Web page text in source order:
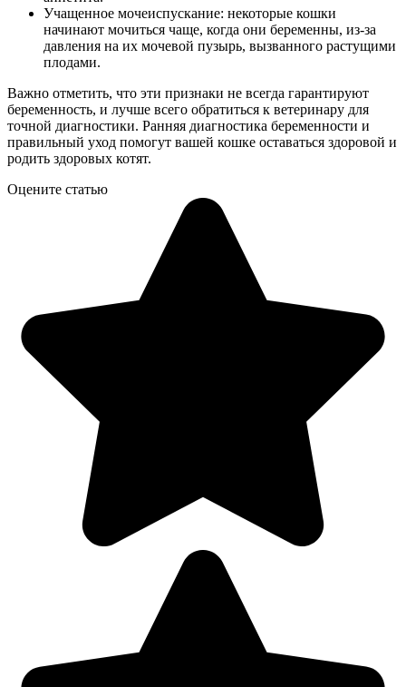
Учащенное мочеиспускание: некоторые кошки
начинают мочиться чаще, когда они беременны, из-за
давления на их мочевой пузырь, вызванного растущими
плодами.
Важно отметить, что эти признаки не всегда гарантируют
беременность, и лучше всего обратиться к ветеринару для
точной диагностики. Ранняя диагностика беременности и
правильный уход помогут вашей кошке оставаться здоровой и
родить здоровых котят.
Оцените статью